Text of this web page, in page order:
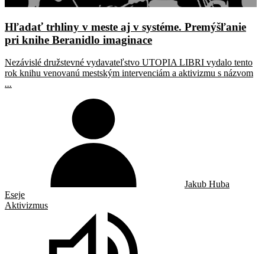
Hľadať trhliny v meste aj v systéme. Premýšľanie
pri knihe Beranidlo imaginace
Nezávislé družstevné vydavateľstvo UTOPIA LIBRI vydalo tento
rok knihu venovanú mestským intervenciám a aktivizmu s názvom
...
Jakub Huba
Eseje
Aktivizmus